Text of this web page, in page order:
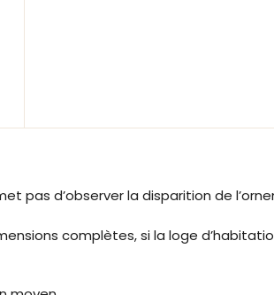
d’observer la disparition de
complètes, si la loge